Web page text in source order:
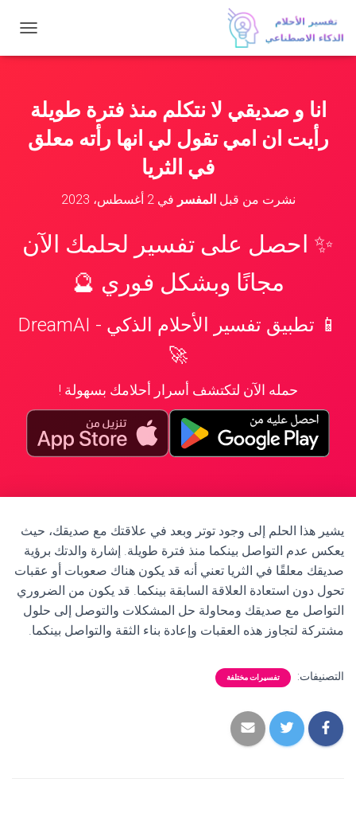
ب
ت
انا و صديقي لا نتكلم منذ فترة طويلة
رأيت ان امي تقول لي انها رأته معلق
في الثريا
نشرت من قبلالمفسر في2 أغسطس، 2023
✨ احصل على تفسير لحلمك الآن
مجانًا وبشكل فوري 🔮
📱 تطبيق تفسير الأحلام الذكي - DreamAI
🚀
حمله الآن لتكتشف أسرار أحلامك بسهولة !
يشير هذا الحلم إلى وجود توتر وبعد في علاقتك مع صديقك، حيث
يعكس عدم التواصل بينكما منذ فترة طويلة. إشارة والدتك برؤية
صديقك معلقًا في الثريا تعني أنه قد يكون هناك صعوبات أو عقبات
تحول دون استعادة العلاقة السابقة بينكما. قد يكون من الضروري
التواصل مع صديقك ومحاولة حل المشكلات والتوصل إلى حلول
مشتركة لتجاوز هذه العقبات وإعادة بناء الثقة والتواصل بينكما.
التصنيفات: تفسيرات مختلفة